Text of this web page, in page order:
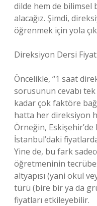
dilde hem de bilimsel
alacağız. Şimdi,
öğrenmek için yola
Direksiyon Dersi
Öncelikle, “1 saat
sorusunun cevabı
kadar çok faktöre
hatta her direksiyon
Örneğin,
İstanbul’daki
Yine de, bu fark
öğretmeninin
altyapısı (yani okul
türü (bire bir ya da
fiyatları etkileyebilir.